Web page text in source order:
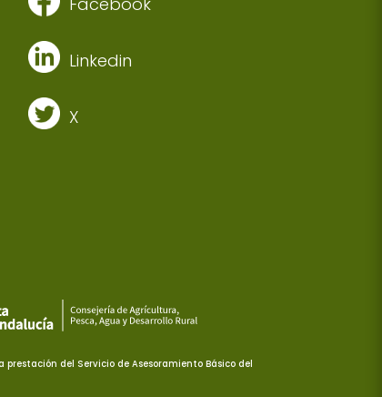
Linkedin
X
del Servicio de Asesoramiento Básico del